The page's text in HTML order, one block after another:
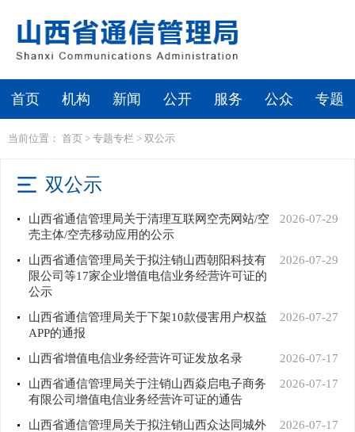
首页 机构 新闻 公开 服务 公众 专题
当前位置： 首页 > 专题专栏 > 双公示
双公示
2026-07-29
山西省通信管理局关于清理互联网空壳网站/空
壳主体/空壳移动应用的公示
2026-07-29
山西省通信管理局关于拟注销山西朝阳科技有
限公司等17家企业增值电信业务经营许可证的
公示
2026-07-27
山西省通信管理局关于下架10款侵害用户权益
APP的通报
2026-07-17
山西省增值电信业务经营许可证发放名录
2026-07-17
山西省通信管理局关于注销山西焱启电子商务
有限公司增值电信业务经营许可证的通告
2026-07-17
山西省通信管理局关于拟注销山西众达同城外